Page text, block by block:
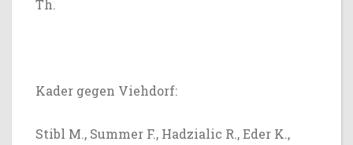
Th.
Kader gegen Viehdorf:
Stibl M., Summer F., Hadzialic R., Eder K.,